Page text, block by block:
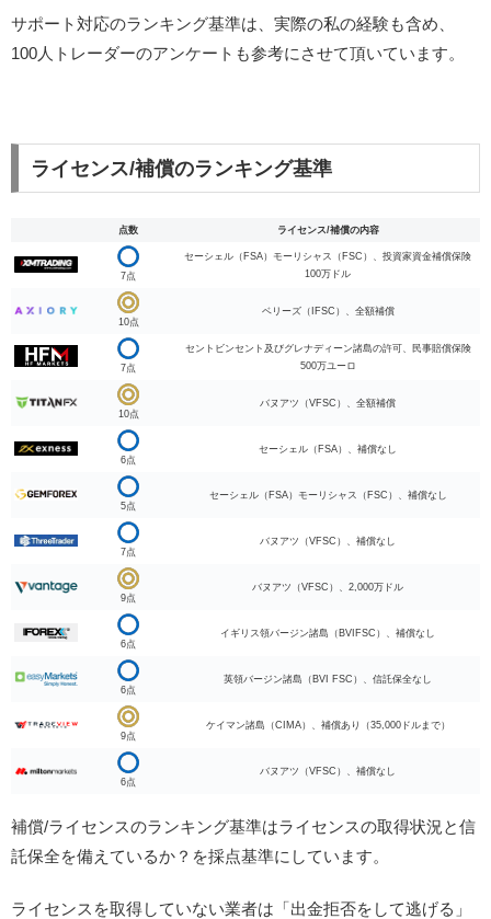
サポート対応のランキング基準は、実際の私の経験も含め、
100人トレーダーのアンケートも参考にさせて頂いています。
ライセンス/補償のランキング基準
点数 ライセンス/補償の内容
7点
セーシェル（FSA）モーリシャス（FSC）、投資家資金補償保険
100万ドル
10点
ベリーズ（IFSC）、全額補償
7点
セントビンセント及びグレナディーン諸島の許可、民事賠償保険
500万ユーロ
10点
バヌアツ（VFSC）、全額補償
6点
セーシェル（FSA）、補償なし
5点
セーシェル（FSA）モーリシャス（FSC）、補償なし
7点
バヌアツ（VFSC）、補償なし
9点
バヌアツ（VFSC）、2,000万ドル
6点
イギリス領バージン諸島（BVIFSC）、補償なし
6点
英領バージン諸島（BVI FSC）、信託保全なし
9点
ケイマン諸島（CIMA）、補償あり（35,000ドルまで）
6点
バヌアツ（VFSC）、補償なし
補償/ライセンスのランキング基準はライセンスの取得状況と信
託保全を備えているか？を採点基準にしています。
ライセンスを取得していない業者は「出金拒否をして逃げる」